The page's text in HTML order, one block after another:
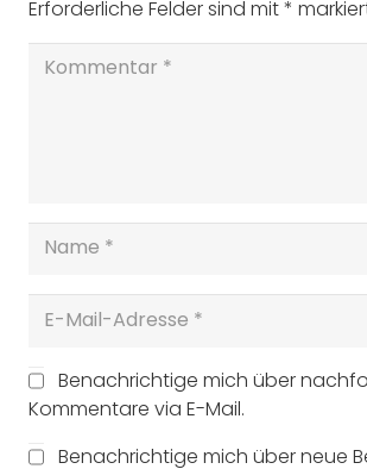
Erforderliche Felder sind mit*
Benachrichtige mich über
Kommentare via E-Mail.
Benachrichtige mich über neue